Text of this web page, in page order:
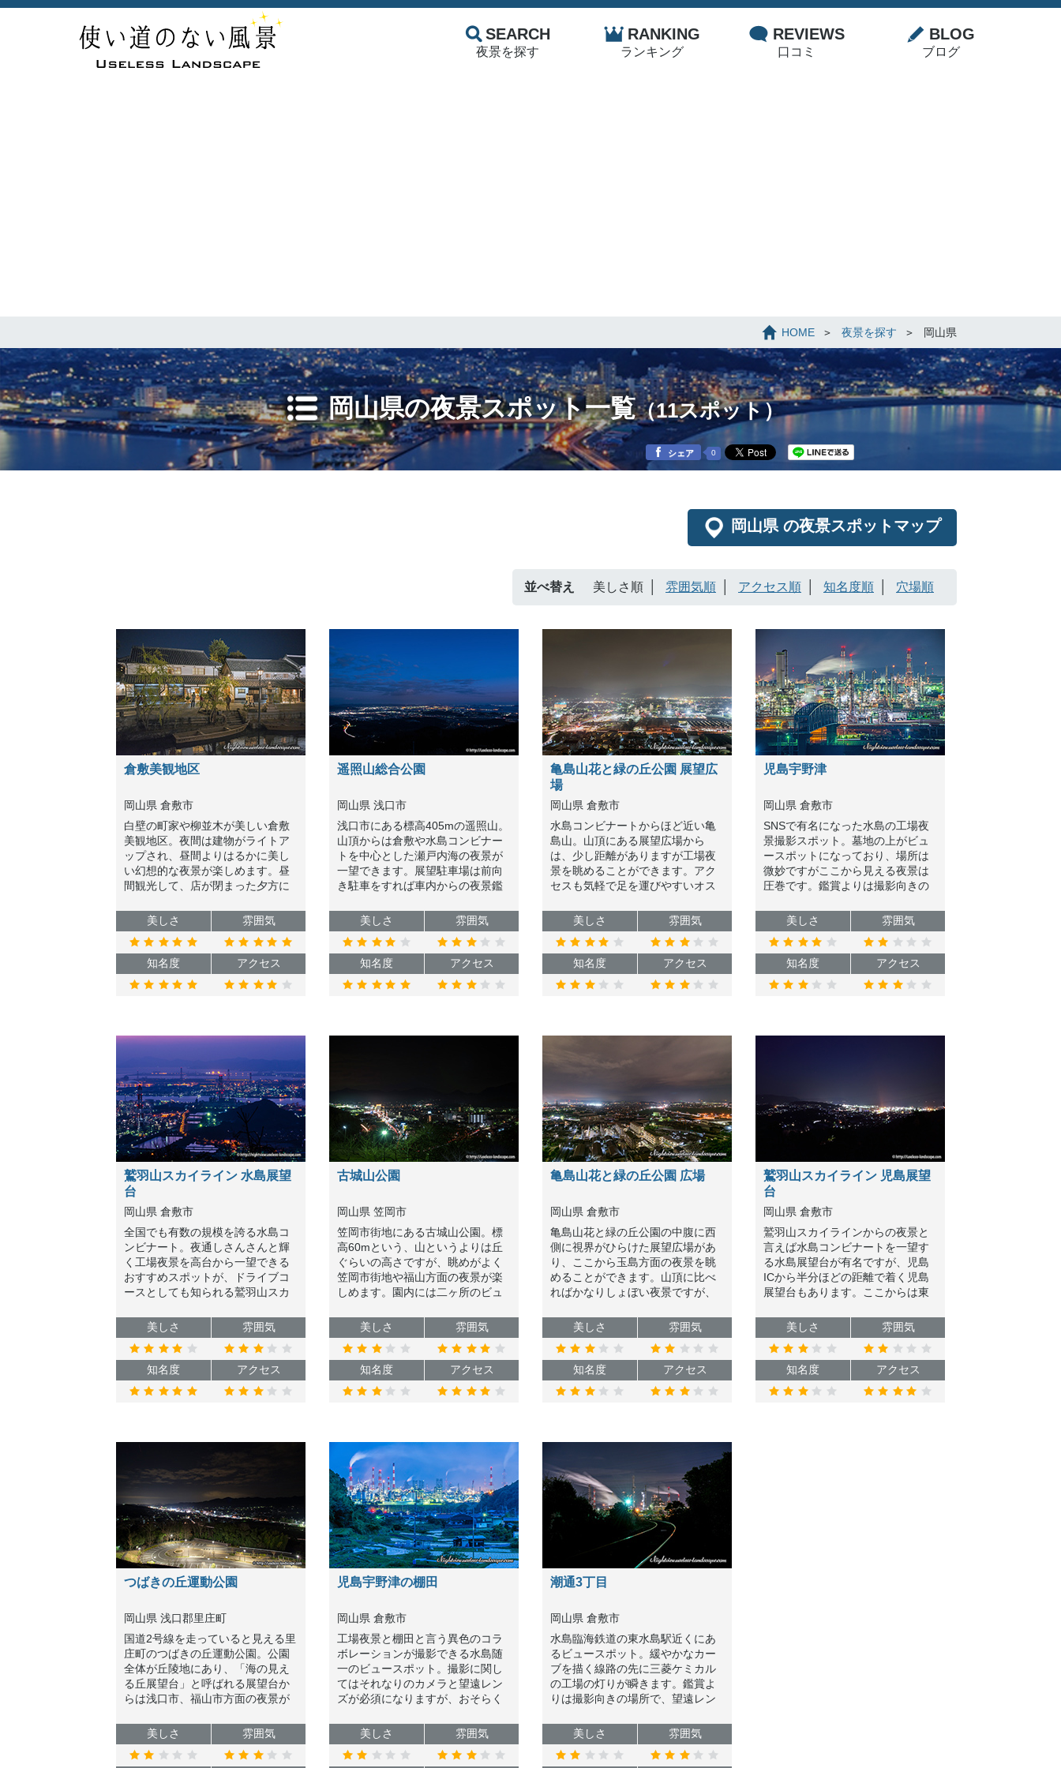
SEARCH
夜景を探す
RANKING
ランキング
REVIEWS
口コミ
BLOG
ブログ
HOME 夜景を探す 岡山県
岡山県の夜景スポット一覧（11スポット）
シェア 0
岡山県 の夜景スポットマップ
並べ替え 美しさ順 雰囲気順 アクセス順 知名度順 穴場順
倉敷美観地区
岡山県 倉敷市
白壁の町家や柳並木が美しい倉敷
美観地区。夜間は建物がライトア
ップされ、昼間よりはるかに美し
い幻想的な夜景が楽しめます。昼
間観光して、店が閉まった夕方に
でいて、夜景も見てから帰路につ
くことをオススメします。
美しさ 雰囲気
知名度 アクセス
遥照山総合公園
岡山県 浅口市
浅口市にある標高405mの遥照山。
山頂からは倉敷や水島コンビナー
トを中心とした瀬戸内海の夜景が
一望できます。展望駐車場は前向
き駐車をすれば車内からの夜景鑑
美しさ 雰囲気
知名度 アクセス
亀島山花と緑の丘公園 展望広
場
岡山県 倉敷市
水島コンビナートからほど近い亀
島山。山頂にある展望広場から
は、少し距離がありますが工場夜
景を眺めることができます。アク
セスも気軽で足を運びやすいオス
内は真っ暗だったので懐中電灯は
持参しましょう。
美しさ 雰囲気
知名度 アクセス
児島宇野津
岡山県 倉敷市
SNSで有名になった水島の工場夜
景撮影スポット。墓地の上がビュ
ースポットになっており、場所は
微妙ですがここから見える夜景は
圧巻です。鑑賞よりは撮影向きの
です。美しさ 雰囲気
知名度 アクセス
鷲羽山スカイライン 水島展望
台
岡山県 倉敷市
全国でも有数の規模を誇る水島コ
ンビナート。夜通しさんさんと輝
く工場夜景を高台から一望できる
おすすめスポットが、ドライブコ
ースとしても知られる鷲羽山スカ
美しさ 雰囲気
知名度 アクセス
古城山公園
岡山県 笠岡市
笠岡市街地にある古城山公園。標
高60mという、山というよりは丘
ぐらいの高さですが、眺めがよく
笠岡市街地や福山方面の夜景が楽
しめます。園内には二ヶ所のビュ
メなのは小高い山の上にあるほう
です。
美しさ 雰囲気
知名度 アクセス
亀島山花と緑の丘公園 広場
岡山県 倉敷市
亀島山花と緑の丘公園の中腹に西
側に視界がひらけた展望広場があ
り、ここから玉島方面の夜景を眺
めることができます。山頂に比べ
ればかなりしょぼい夜景ですが、
で興味があれば両方行ってみるの
も悪くないかと思います。
美しさ 雰囲気
知名度 アクセス
鷲羽山スカイライン 児島展望
台
岡山県 倉敷市
鷲羽山スカイラインからの夜景と
言えば水島コンビナートを一望す
る水島展望台が有名ですが、児島
ICから半分ほどの距離で着く児島
展望台もあります。ここからは東
むことができます。
美しさ 雰囲気
知名度 アクセス
つばきの丘運動公園
岡山県 浅口郡里庄町
国道2号線を走っていると見える里
庄町のつばきの丘運動公園。公園
全体が丘陵地にあり、「海の見え
る丘展望台」と呼ばれる展望台か
らは浅口市、福山市方面の夜景が
手軽スポットとして紹介します。
美しさ 雰囲気
児島宇野津の棚田
岡山県 倉敷市
工場夜景と棚田と言う異色のコラ
ボレーションが撮影できる水島随
一のビュースポット。撮影に関し
てはそれなりのカメラと望遠レン
ズが必須になりますが、おそらく
い写真を撮ることができます。
美しさ 雰囲気
潮通3丁目
岡山県 倉敷市
水島臨海鉄道の東水島駅近くにあ
るビュースポット。緩やかなカー
ブを描く線路の先に三菱ケミカル
の工場の灯りが瞬きます。鑑賞よ
りは撮影向きの場所で、望遠レン
美しさ
雰囲気